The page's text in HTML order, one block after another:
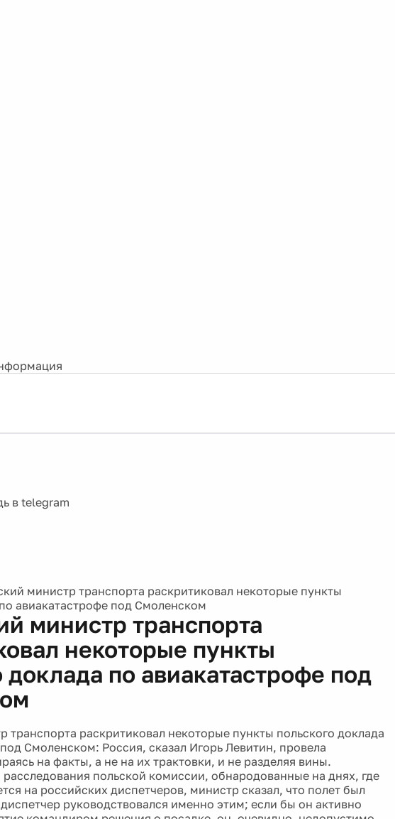
министр транспорта раскритиковал некоторые пункты
авиакатастрофе под Смоленском
министр транспорта
некоторые пункты
доклада по авиакатастрофе под
транспорта раскритиковал некоторые пункты польского доклада
Смоленском: Россия, сказал Игорь Левитин, провела
на факты, а не на их трактовки, и не разделяя вины.
польской комиссии, обнародованные на днях, где
на российских диспетчеров, министр сказал, что полет был
руководствовался именно этим; если бы он активно